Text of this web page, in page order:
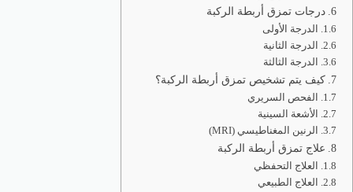
درجات تمزق أربطة الركبة
الدرجة الأولى
الدرجة الثانية
الدرجة الثالثة
كيف يتم تشخيص تمزق أربطة الركبة؟
الفحص السريري
الأشعة السينية
الرنين المغناطيسي (MRI)
علاج تمزق أربطة الركبة
العلاج التحفظي
العلاج الطبيعي